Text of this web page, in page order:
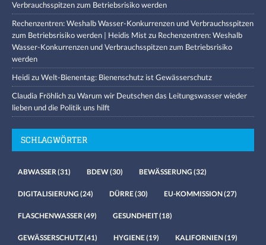
Verbrauchsspitzen zum Betriebsrisiko werden
Rechenzentren: Weshalb Wasser-Konkurrenzen und Verbrauchsspitzen
zum Betriebsrisiko werden | Heidis Mistzu Rechenzentren: Weshalb
Wasser-Konkurrenzen und Verbrauchsspitzen zum Betriebsrisiko
werden
HeidizuWelt-Bienentag: Bienenschutz ist Gewässerschutz
Claudia FröhlichzuWarum wir Deutschen das Leitungswasser wieder
lieben und die Politik uns hilft
SCHLAGWÖRTER
ABWASSER (31) BDEW(30) BEWÄSSERUNG (32)
DIGITALISIERUNG (24) DÜRRE(30) EU-KOMMISSION(27)
FLASCHENWASSER (49) GESUNDHEIT(18)
GEWÄSSERSCHUTZ(41) HYGIENE(19) KALIFORNIEN(19)